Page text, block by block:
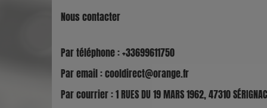
Nous contacter
Par téléphone : +33699611750
Par email : cooldirect@orange.fr
Par courrier : 1 RUES DU 19 MARS 1962, 47310